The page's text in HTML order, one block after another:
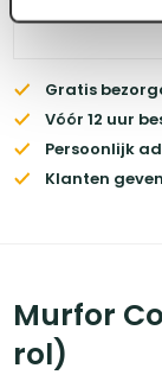
Gratis
Vóór 12 uur
Persoonlijk
Klanten
Murfor
rol)